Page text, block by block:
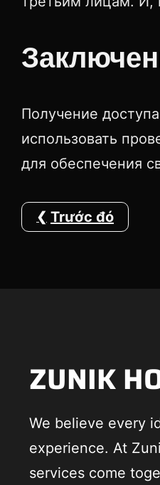
Получение
использовать
для обеспечения
Trước đó
ZUNIK
We believe every
experience. At
services come